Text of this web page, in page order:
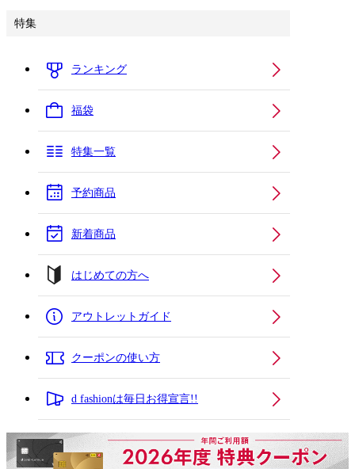
特集
ランキング
福袋
特集一覧
予約商品
新着商品
はじめての方へ
アウトレットガイド
クーポンの使い方
d fashionは毎日お得宣言!!